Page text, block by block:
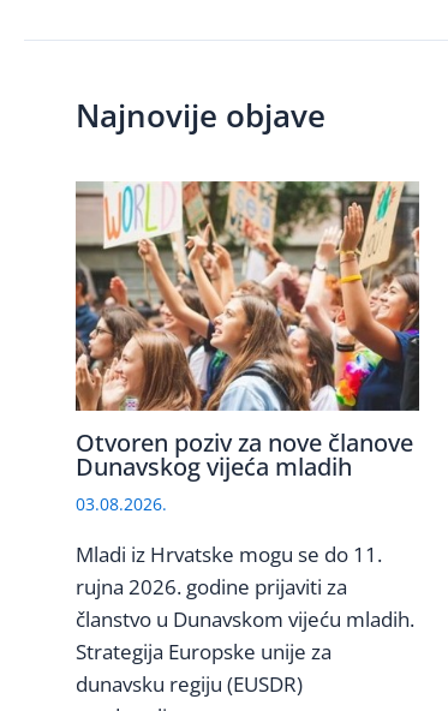
Najnovije objave
Otvoren poziv za nove članove
Dunavskog vijeća mladih
03.08.2026.
Mladi iz Hrvatske mogu se do 11.
rujna 2026. godine prijaviti za
članstvo u Dunavskom vijeću mladih.
Strategija Europske unije za
dunavsku regiju (EUSDR)